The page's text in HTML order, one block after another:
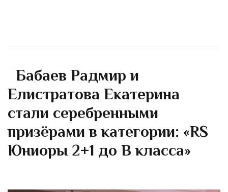
Бабаев Радмир и
Елистратова Екатерина
стали серебренными
призёрами в категории: «RS
Юниоры 2+1 до В класса»